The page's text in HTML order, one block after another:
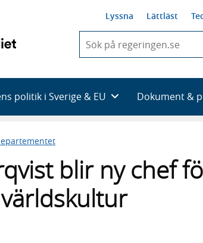
Lyssna Lättläst
du
skriva
framträder
en
politik i Sverige & EU Dokument &
blir ny chef